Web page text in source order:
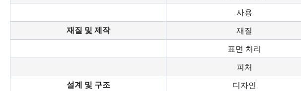
사용
재질 및 제작 재질
표면 처리
피처
설계 및 구조 디자인